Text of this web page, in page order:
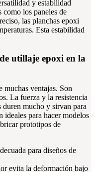
y estabilidad
como los paneles de
las planchas epoxi
Esta estabilidad
utillaje epoxi en la
muchas ventajas. Son
La fuerza y la resistencia
mucho y sirvan para
ideales para hacer modelos
prototipos de
para diseños de
evita la deformación bajo